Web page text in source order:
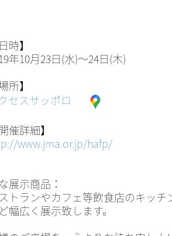
時】
年10月23日(水)～24日(木)
所】
セスサッポロ
開催詳細】
www.jma.or.jp/hafp/
展示商品：
トランやカフェ等飲食店のキッ
幅広く展示致します。